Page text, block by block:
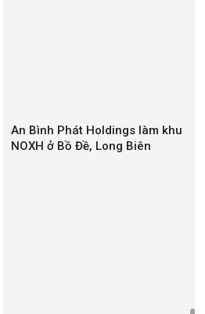
An Bình Phát Holdings làm khu
NOXH ở Bồ Đề, Long Biên